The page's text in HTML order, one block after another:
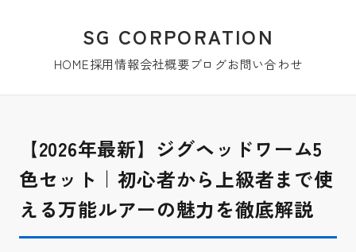
SG CORPORATION
HOME採用情報会社概要ブログお問い合わせ
【2026年最新】ジグヘッドワーム5
色セット｜初心者から上級者まで使
える万能ルアーの魅力を徹底解説